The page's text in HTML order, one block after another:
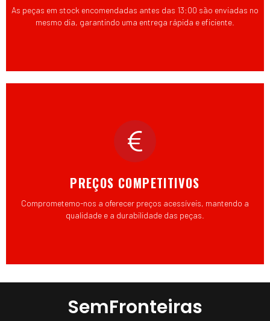
As peças em stock encomendadas antes das 13:00 são enviadas no
mesmo dia, garantindo uma entrega rápida e eficiente.
PREÇOS COMPETITIVOS
Comprometemo-nos a oferecer preços acessíveis, mantendo a
qualidade e a durabilidade das peças.
SemFronteiras